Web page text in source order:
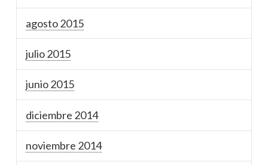
agosto 2015
julio 2015
junio 2015
diciembre 2014
noviembre 2014